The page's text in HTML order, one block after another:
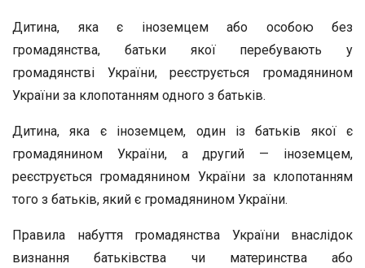
Дитина, яка є іноземцем або особою без
громадянства, батьки якої перебувають у
громадянстві України, реєструється громадянином
України за клопотанням одного з батьків.
Дитина, яка є іноземцем, один із батьків якої є
громадянином України, а другий — іноземцем,
реєструється громадянином України за клопотанням
того з батьків, який є громадянином України.
Правила набуття громадянства України внаслідок
визнання батьківства чи материнства або